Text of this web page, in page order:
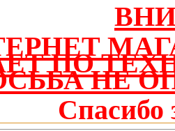
ПО
НЕ
Спасибо